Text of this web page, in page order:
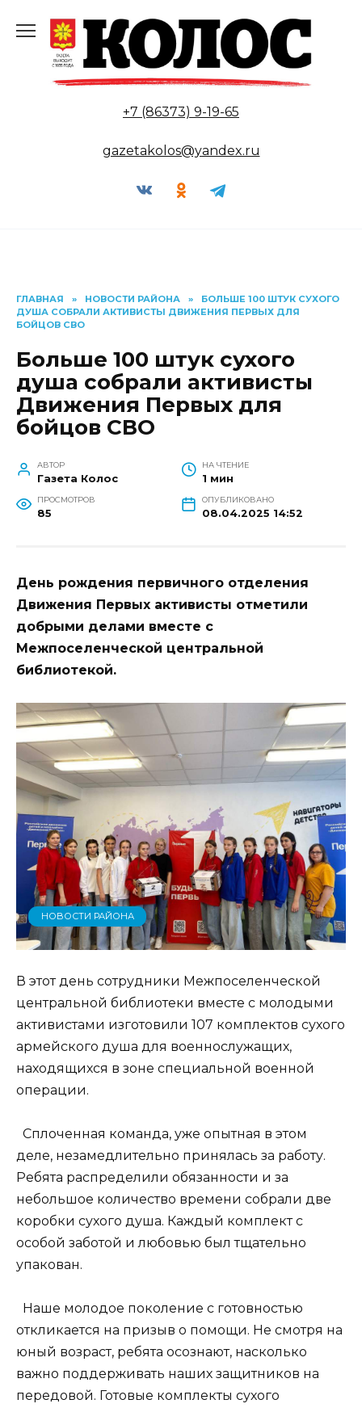
содержанию
+7 (86373) 9-19-65
gazetakolos@yandex.ru
ГЛАВНАЯ » НОВОСТИ РАЙОНА »
БОЛЬШЕ 100 ШТУК СУХОГО
ДУША СОБРАЛИ АКТИВИСТЫ ДВИЖЕНИЯ ПЕРВЫХ ДЛЯ
БОЙЦОВ СВО
Больше 100 штук сухого
душа собрали активисты
Движения Первых для
бойцов СВО
АВТОР
Газета Колос
НА ЧТЕНИЕ
1 мин
ПРОСМОТРОВ
85
ОПУБЛИКОВАНО
08.04.2025 14:52
День рождения первичного отделения
Движения Первых активисты отметили
добрыми делами вместе с
Межпоселенческой центральной
библиотекой.
НОВОСТИ РАЙОНА
В этот день сотрудники Межпоселенческой
центральной библиотеки вместе с молодыми
активистами изготовили 107 комплектов сухого
армейского душа для военнослужащих,
находящихся в зоне специальной военной
операции.
Сплоченная команда, уже опытная в этом
деле, незамедлительно принялась за работу.
Ребята распределили обязанности и за
небольшое количество времени собрали две
коробки сухого душа. Каждый комплект с
особой заботой и любовью был тщательно
упакован.
Наше молодое поколение с готовностью
откликается на призыв о помощи. Не смотря на
юный возраст, ребята осознают, насколько
важно поддерживать наших защитников на
передовой. Готовые комплекты сухого